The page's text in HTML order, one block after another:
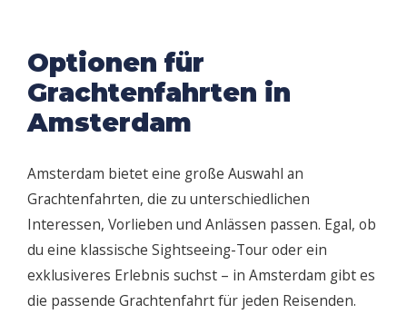
Optionen für
Grachtenfahrten in
Amsterdam
Amsterdam bietet eine große Auswahl an
Grachtenfahrten, die zu unterschiedlichen
Interessen, Vorlieben und Anlässen passen. Egal, ob
du eine klassische Sightseeing-Tour oder ein
exklusiveres Erlebnis suchst – in Amsterdam gibt es
die passende Grachtenfahrt für jeden Reisenden.